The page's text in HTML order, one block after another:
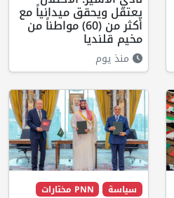
يعتقل ويحقق ميدانياً مع
أكثر من (60) مواطناً من
مخيم قلنديا
منذ يوم
سياسة
PNN مختارات